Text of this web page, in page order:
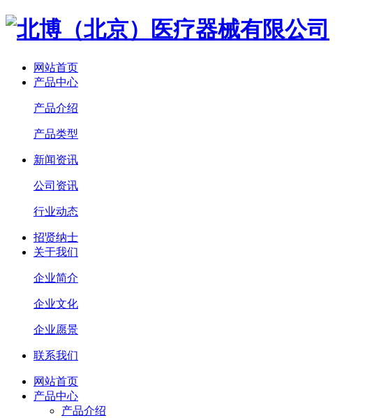
网站首页
产品中心
产品介绍
产品类型
新闻资讯
公司资讯
行业动态
招贤纳士
关于我们
企业简介
企业文化
企业愿景
联系我们
网站首页
产品中心
产品介绍